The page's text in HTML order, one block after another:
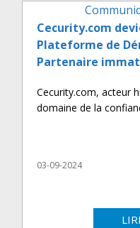
Cecurity.com
Plateforme de
Partenaire
Cecurity.com, acteur
domaine de la
03-09-2024